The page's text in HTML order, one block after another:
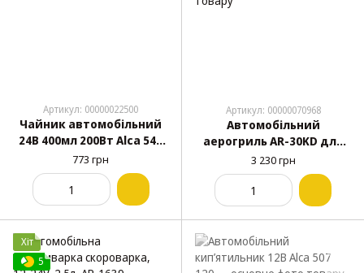
Артикул: 00000022500
Чайник автомобільний
24В 400мл 200Вт Alca 542
240
773 грн
Артикул: 00000070968
Автомобільний
аерогриль AR-30KD для
вантажівок, 24В від
прикурювача, об'єм 3
3 230 грн
Хіт
5